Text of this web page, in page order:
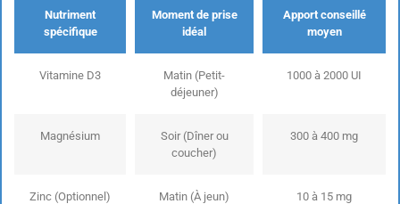
Nutriment
spécifique
Moment de prise
idéal
Apport conseillé
moyen
Vitamine D3
Matin (Petit-
déjeuner)
1000 à 2000 UI
Magnésium
Soir (Dîner ou
coucher)
300 à 400 mg
Zinc (Optionnel) Matin (À jeun) 10 à 15 mg